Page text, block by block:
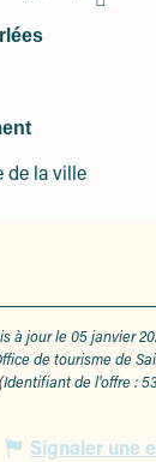
de la ville
à jour le 05 janvier
de tourisme de
(Identifiant de l'offre :
Signaler une